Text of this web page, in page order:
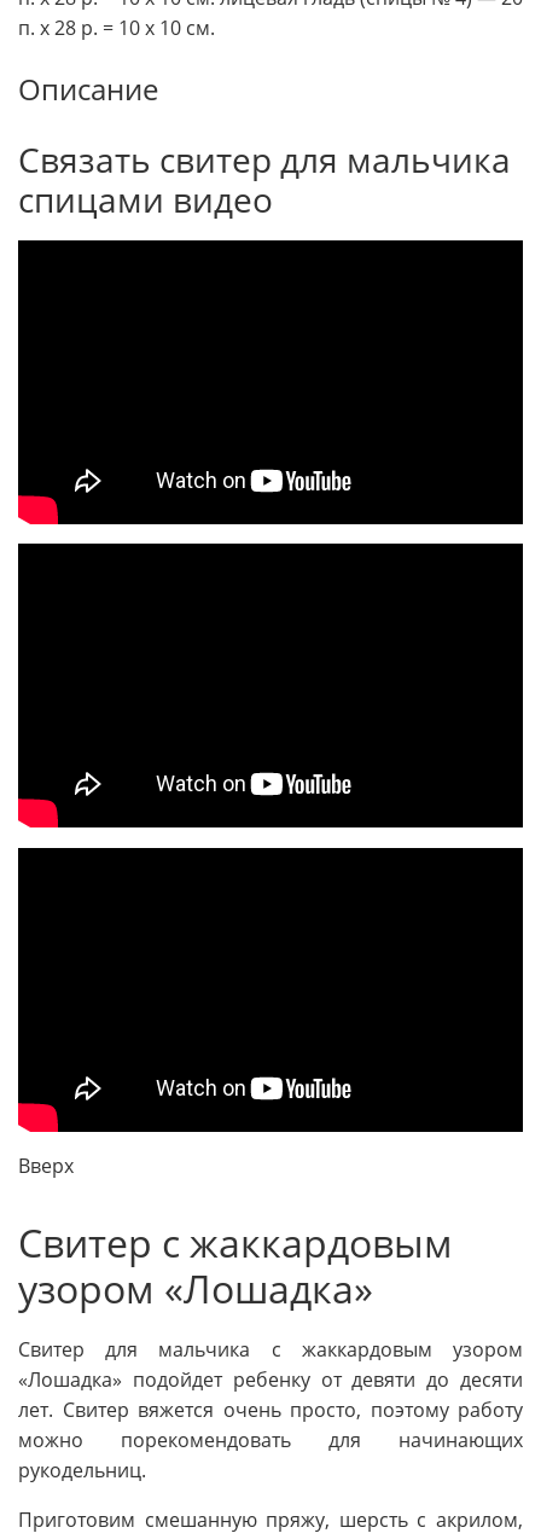
п. х 28 р. = 10 x 10 см.
Описание
Связать свитер для мальчика
спицами видео
Вверх
Свитер с жаккардовым
узором «Лошадка»
Свитер для мальчика с жаккардовым узором
«Лошадка» подойдет ребенку от девяти до десяти
лет. Свитер вяжется очень просто, поэтому работу
можно порекомендовать для начинающих
рукодельниц.
Приготовим смешанную пряжу, шерсть с акрилом,